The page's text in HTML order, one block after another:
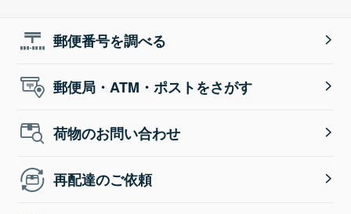
郵便番号を調べる
郵便局・ATM・ポストをさがす
荷物のお問い合わせ
再配達のご依頼